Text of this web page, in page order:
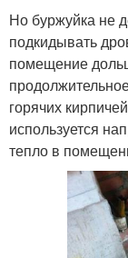
Но буржуйка не
подкидывать
помещение
горячих
используется
тепло в